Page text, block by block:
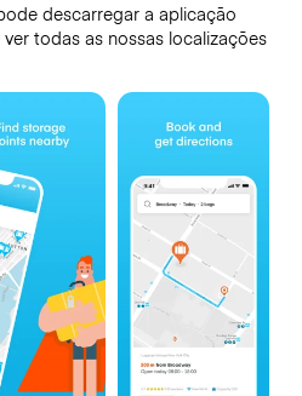
descarregar a aplicação
todas as nossas localizações